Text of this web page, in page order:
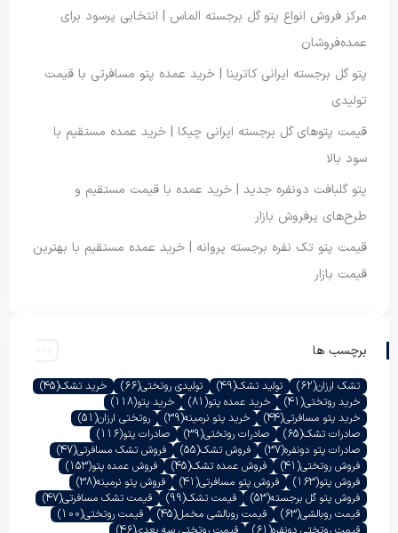
مرکز فروش انواع پتو گل برجسته الماس | انتخابی پرسود برای
عمده‌فروشان
پتو گل برجسته ایرانی کاترینا | خرید عمده پتو مسافرتی با قیمت
تولیدی
قیمت پتوهای گل برجسته ایرانی چیکا | خرید عمده مستقیم با
سود بالا
پتو گلبافت دونفره جدید | خرید عمده با قیمت مستقیم و
طرح‌های پرفروش بازار
قیمت پتو تک نفره برجسته پروانه | خرید عمده مستقیم با بهترین
قیمت بازار
برچسب ها
تشک ارزان(62) تولید تشک(49) تولیدی روتختی(66) خرید تشک(45)
خرید روتختی(41) خرید عمده پتو(81) خرید پتو(118)
خرید پتو مسافرتی(44) خرید پتو نرمینه(39) روتختی ارزان(51)
صادرات تشک(65) صادرات روتختی(39) صادرات پتو(116)
صادرات پتو دونفره(37) فروش تشک(55) فروش تشک مسافرتی(47)
فروش روتختی(41) فروش عمده تشک(45) فروش عمده پتو(153)
فروش پتو(163) فروش پتو مسافرتی(41) فروش پتو نرمینه(38)
فروش پتو گل برجسته(53) قیمت تشک(99) قیمت تشک مسافرتی(47)
قیمت روبالشی(63) قیمت روبالشی مخمل(45) قیمت روتختی(100)